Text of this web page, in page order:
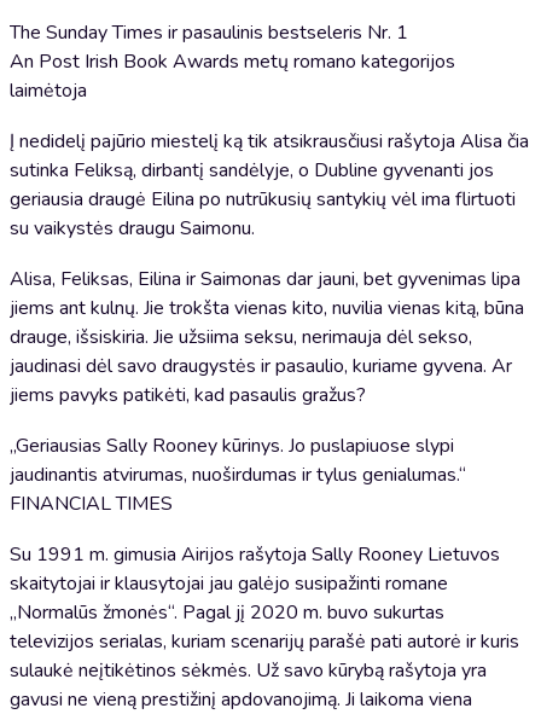
The Sunday Times ir pasaulinis bestseleris Nr. 1
An Post Irish Book Awards metų romano kategorijos
laimėtoja
Į nedidelį pajūrio miestelį ką tik atsikrausčiusi rašytoja Alisa čia
sutinka Feliksą, dirbantį sandėlyje, o Dubline gyvenanti jos
geriausia draugė Eilina po nutrūkusių santykių vėl ima flirtuoti
su vaikystės draugu Saimonu.
Alisa, Feliksas, Eilina ir Saimonas dar jauni, bet gyvenimas lipa
jiems ant kulnų. Jie trokšta vienas kito, nuvilia vienas kitą, būna
drauge, išsiskiria. Jie užsiima seksu, nerimauja dėl sekso,
jaudinasi dėl savo draugystės ir pasaulio, kuriame gyvena. Ar
jiems pavyks patikėti, kad pasaulis gražus?
„Geriausias Sally Rooney kūrinys. Jo puslapiuose slypi
jaudinantis atvirumas, nuoširdumas ir tylus genialumas.“
FINANCIAL TIMES
Su 1991 m. gimusia Airijos rašytoja Sally Rooney Lietuvos
skaitytojai ir klausytojai jau galėjo susipažinti romane
„Normalūs žmonės“. Pagal jį 2020 m. buvo sukurtas
televizijos serialas, kuriam scenarijų parašė pati autorė ir kuris
sulaukė neįtikėtinos sėkmės. Už savo kūrybą rašytoja yra
gavusi ne vieną prestižinį apdovanojimą. Ji laikoma viena